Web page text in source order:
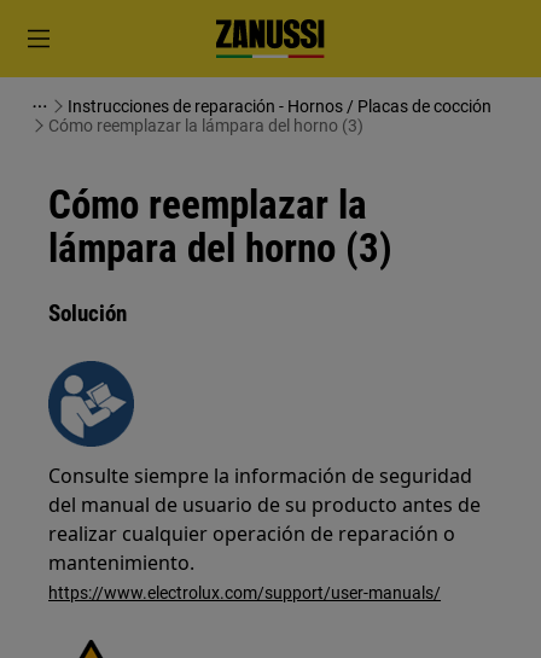
Instrucciones de reparación - Hornos / Placas de cocción
Cómo reemplazar la lámpara del horno (3)
Cómo reemplazar la
lámpara del horno (3)
Solución
Consulte siempre la información de seguridad
del manual de usuario de su producto antes de
realizar cualquier operación de reparación o
mantenimiento.
https://www.electrolux.com/support/user-manuals/